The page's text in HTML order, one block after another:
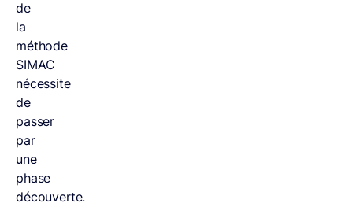
de
la
méthode
SIMAC
nécessite
de
passer
par
une
phase
découverte.